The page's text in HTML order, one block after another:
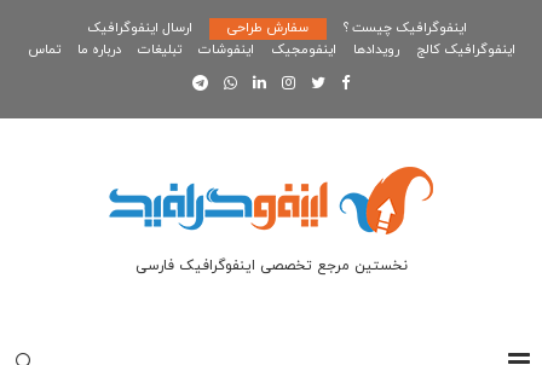
اینفوگرافیک چیست ؟ سفارش طراحی
ارسال اینفوگرافیک
اینفوگرافیک کالج
رویدادها اینفومجیک اینفوشات تبلیغات درباره ما تماس
نخستین مرجع تخصصی اینفوگرافیک فارسی